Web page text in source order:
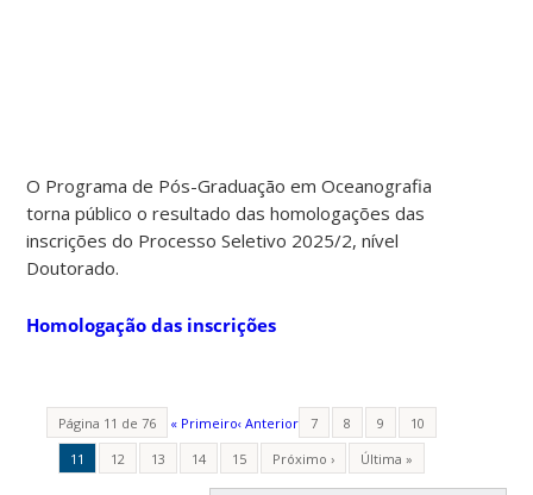
O Programa de Pós-Graduação em Oceanografia
torna público o resultado das homologações das
inscrições do Processo Seletivo 2025/2, nível
Doutorado.
Homologação das inscrições
Página 11 de 76 « Primeiro‹ Anterior 7 8 9
10
11
12 13 14 15 Próximo › Última »